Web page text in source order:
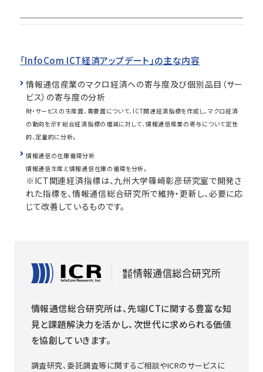
「InfoCom ICT経済アップデート」の主な内容
情報通信産業のマクロ経済への寄与度及び個別品目（サー
ビス）の寄与度の分析
財・サービスの生産面、需要面について、ICT関連経済指標を作成し、マクロ経済
の動向を示す総合経済指標の増減に対して、情報通信産業の寄与について定性
的、定量的に分析。
情報通信の在庫循環分析
情報通信生産と情報通信在庫の循環を分析。
※ICT関連経済指標は、九州大学篠﨑彰彦研究室で開発さ
れた指標を、情報通信総合研究所で維持・更新し、必要に応
じて改善しているものです。
情報通信総合研究所は、先端ICTに関する豊富な知
見と課題解決力を活かし、次世代に求められる価値
を協創していきます。
調査研究、委託調査等に関するご相談やICRのサービスに